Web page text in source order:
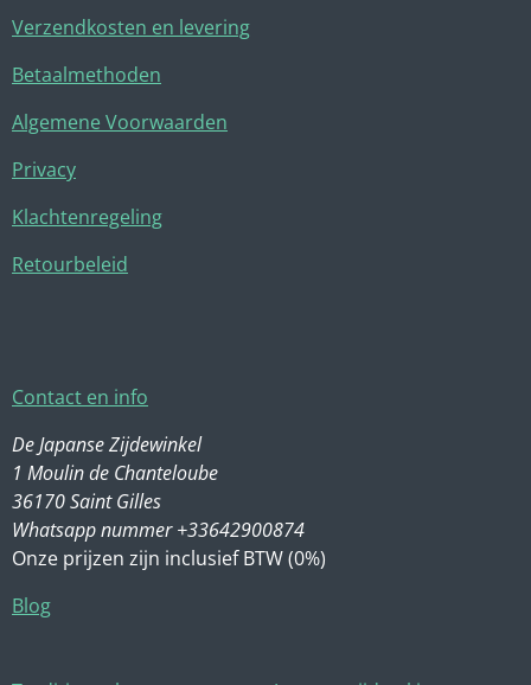
Verzendkosten en levering
Betaalmethoden
Algemene Voorwaarden
Privacy
Klachtenregeling
Retourbeleid
Contact en info
De Japanse Zijdewinkel
1 Moulin de Chanteloube
36170 Saint Gilles
Whatsapp nummer +33642900874
Onze prijzen zijn inclusief BTW (0%)
Blog